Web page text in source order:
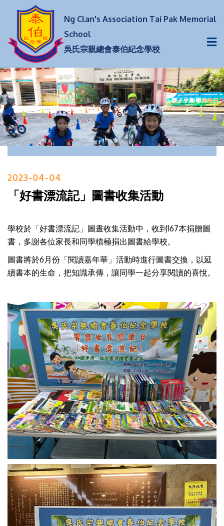
Ng Clan's Association Tai Pak Memorial
School
吳氏宗親總會泰伯紀念學校
2023-04-04
「好書漂流記」圖書收集活動
學校於「好書漂流記」圖晝收集活動中，收到167本捐贈圖
書，多謝各位家長和同學積極捐出圖書給學校。
圖書將於6月份「閱讀嘉年華」活動時進行圖書交換，以延
續書本的生命，把知識承傳，讓同學一起分享閱讀的喜悅。